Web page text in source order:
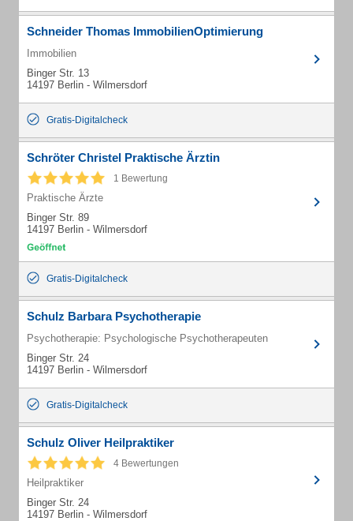
Schneider Thomas ImmobilienOptimierung
Immobilien
Binger Str. 13
14197 Berlin - Wilmersdorf
Gratis-Digitalcheck
Schröter Christel Praktische Ärztin
1 Bewertung
Praktische Ärzte
Binger Str. 89
14197 Berlin - Wilmersdorf
Gratis-Digitalcheck
Schulz Barbara Psychotherapie
Psychotherapie: Psychologische Psychotherapeuten
Binger Str. 24
14197 Berlin - Wilmersdorf
Gratis-Digitalcheck
Schulz Oliver Heilpraktiker
4 Bewertungen
Heilpraktiker
Binger Str. 24
14197 Berlin - Wilmersdorf